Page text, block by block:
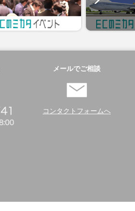
メールでご相談
コンタクトフォームへ